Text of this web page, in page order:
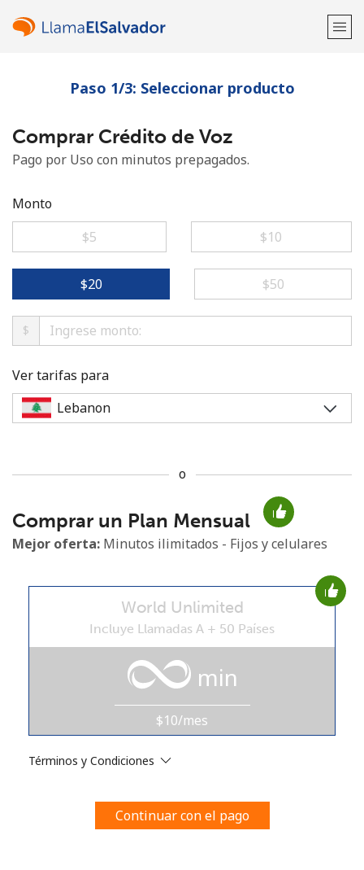
¡Bienvenido!
¿Ya tienes una cuenta?Inicia sesión →
No se ha creado una contraseña
Mínimo 8 caracteres
Una letra mayúscula y una minúscula
Un número
estosTérminos y condiciones.
Únete
Paso 1/3: Seleccionar producto
Comprar Crédito de Voz
Pago por Uso con minutos prepagados.
Monto
⁦$5⁩
⁦$10⁩
⁦$20⁩ ⁦$50⁩
$
Ver tarifas para
o
Comprar un Plan Mensual
Mejor oferta: Minutos ilimitados - Fijos y celulares
World Unlimited
Incluye Llamadas A + 50 Países
min
$10/mes
Términos y Condiciones
Continuar con el pago